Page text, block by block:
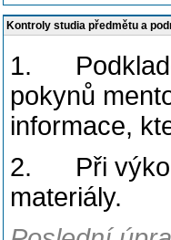
Kontroly studia předmětu a
1.
pokynů
informace,
2. Při
materiály.